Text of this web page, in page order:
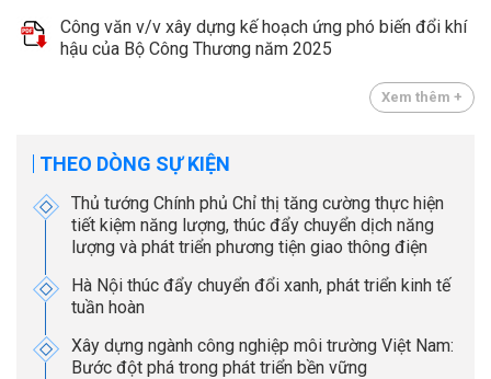
Công văn v/v xây dựng kế hoạch ứng phó biến đổi khí
hậu của Bộ Công Thương năm 2025
Xem thêm +
THEO DÒNG SỰ KIỆN
Thủ tướng Chính phủ Chỉ thị tăng cường thực hiện
tiết kiệm năng lượng, thúc đẩy chuyển dịch năng
lượng và phát triển phương tiện giao thông điện
Hà Nội thúc đẩy chuyển đổi xanh, phát triển kinh tế
tuần hoàn
Xây dựng ngành công nghiệp môi trường Việt Nam:
Bước đột phá trong phát triển bền vững